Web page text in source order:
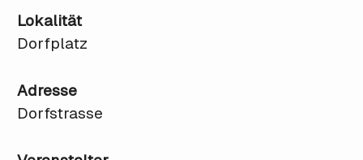
Lokalität
Dorfplatz
Adresse
Dorfstrasse